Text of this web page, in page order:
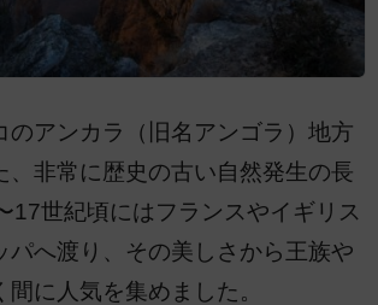
のアンカラ（旧名アンゴラ）地方
、非常に歴史の古い自然発生の長
17世紀頃にはフランスやイギリス
パへ渡り、その美しさから王族や
に人気を集めました。